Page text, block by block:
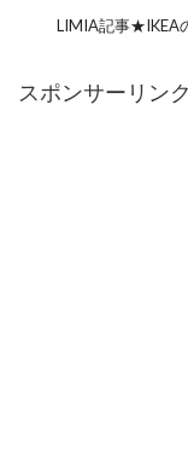
LIMIA記事★IKEA
スポンサーリンク